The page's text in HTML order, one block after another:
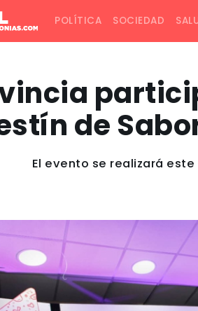
POLÍTICA SOCIEDAD
de
El evento se realizará